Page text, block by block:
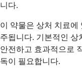
니다.
이 약물은 상처 치료에
주됩니다. 기본적인 상
안전하고 효과적으로
독이 필요합니다.